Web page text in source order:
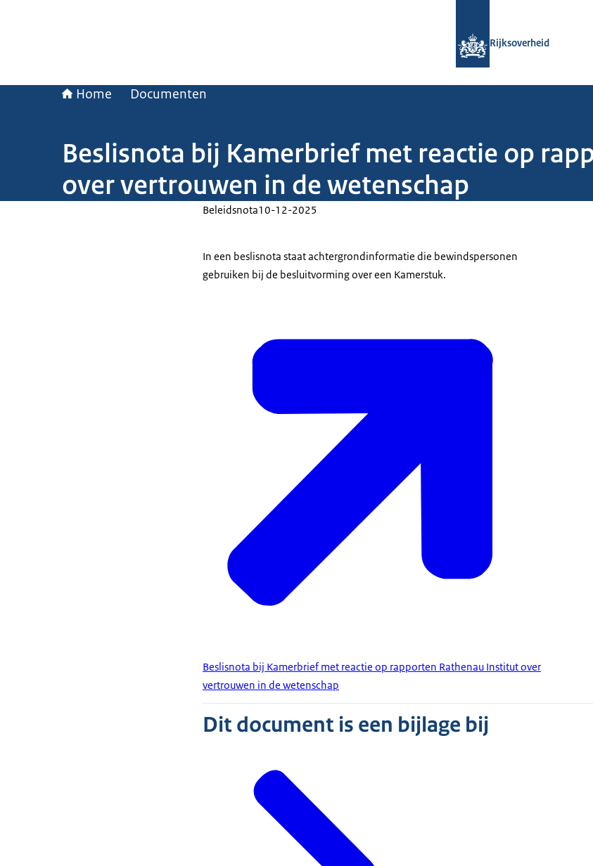
Rijksoverheid
Home Documenten
Beslisnota bij Kamerbrief met reactie op
over vertrouwen in de wetenschap
Beleidsnota10-12-2025
In een beslisnota staat achtergrondinformatie die bewindspersonen
gebruiken bij de besluitvorming over een Kamerstuk.
Beslisnota bij Kamerbrief met reactie op rapporten Rathenau Institut over
vertrouwen in de wetenschap
Dit document is een bijlage bij